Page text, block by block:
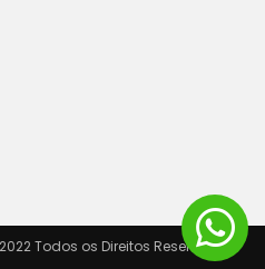
Todos os Direitos Reservados